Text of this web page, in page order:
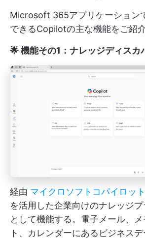
Microsoft 365アプリケーション
できるCopilotの主な機能をご紹介
🌟 機能その1：ナレッジディスカ
経由 マイクロソフトコパイロット
を活用した企業向けのナレッジ
として機能する。電子メール、
ト、カレンダーにあるビジネス